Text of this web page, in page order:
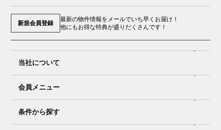
新規会員登録
最新の物件情報をメールでいち早くお届け！
他にもお得な特典が盛りだくさんです！
当社について
会員メニュー
条件から探す